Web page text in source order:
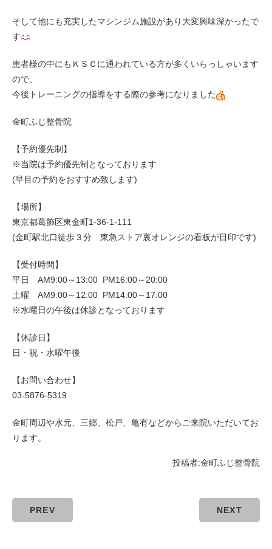
そして他にも充実したマシンジム施設があり大変興味深かったで
す
患者様の中にもＫＳＣに通われている方が多くいらっしゃいます
ので、
今後トレーニングの指導をする際の参考になりました
金町ふじ整骨院
【予約優先制】
※当院は予約優先制となっております
(早目の予約をおすすめ致します)
【場所】
東京都葛飾区東金町1-36-1-111
(金町駅北口徒歩３分 東急ストア裏オレンジの看板が目印です)
【受付時間】
平日 AM9:00～13:00 PM16:00～20:00
土曜 AM9:00～12:00 PM14:00～17:00
※水曜日の午後は休診となっております
【休診日】
日・祝・水曜午後
【お問い合わせ】
03-5876-5319
金町周辺や水元、三郷、松戸、亀有などからご来院いただいてお
ります。
投稿者:金町ふじ整骨院
PREV NEXT